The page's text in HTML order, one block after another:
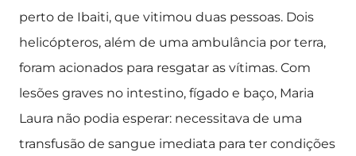
perto de Ibaiti, que vitimou duas pessoas. Dois
helicópteros, além de uma ambulância por terra,
foram acionados para resgatar as vítimas. Com
lesões graves no intestino, fígado e baço, Maria
Laura não podia esperar: necessitava de uma
transfusão de sangue imediata para ter condições